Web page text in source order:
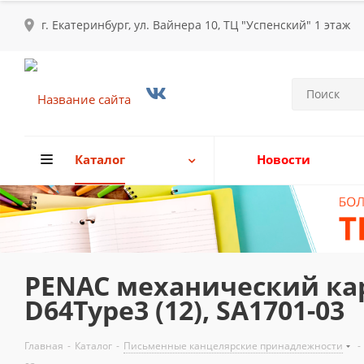
г. Екатеринбург, ул. Вайнера 10, ТЦ "Успенский" 1 этаж
Каталог Новости
PENAC механический
D64Type3 (12), SA1701-03
Главная - Каталог - Письменные канцелярские принадлежности
-